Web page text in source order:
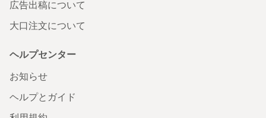
広告出稿について
大口注文について
ヘルプセンター
お知らせ
ヘルプとガイド